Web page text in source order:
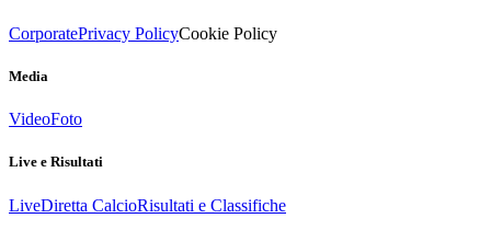
CorporatePrivacy PolicyCookie Policy
Media
VideoFoto
Live e Risultati
LiveDiretta CalcioRisultati e Classifiche